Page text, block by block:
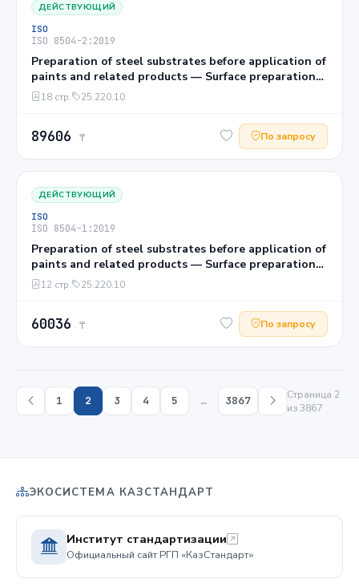
ДЕЙСТВУЮЩИЙ
ISO
ISO 8504-2:2019
Preparation of steel substrates before application of
paints and related products — Surface preparation
methods — Part 2: Abrasive blast-cleaning
18 стр. 25.220.10
89606 ₸ По запросу
ДЕЙСТВУЮЩИЙ
ISO
ISO 8504-1:2019
Preparation of steel substrates before application of
paints and related products — Surface preparation
methods — Part 1: General principles
12 стр. 25.220.10
60036 ₸ По запросу
1 2 3 4 5 … 3867
Страница 2
из 3867
ЭКОСИСТЕМА КАЗСТАНДАРТ
Институт стандартизации
Официальный сайт РГП «КазСтандарт»